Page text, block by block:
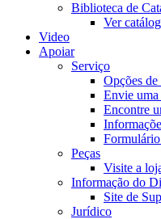
Biblioteca de
Ver
Video
Apoiar
Serviço
Opções
Envie
Encontre
Peças
Visite a
Informação do
Site de
Jurídico